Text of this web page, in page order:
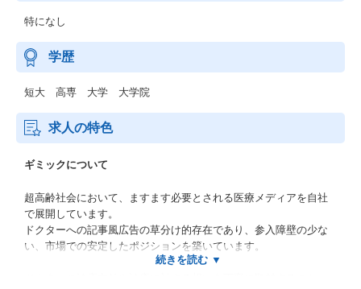
特になし
学歴
短大 高専 大学 大学院
求人の特色
ギミックについて
超高齢社会において、ますます必要とされる医療メディアを自社
で展開しています。
ドクターへの記事風広告の草分け的存在であり、参入障壁の少な
い、市場での安定したポジションを築いています。